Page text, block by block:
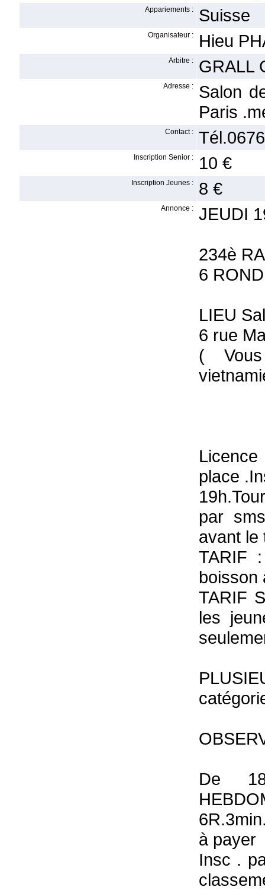
Appariements : Suisse
Organisateur : Hieu
Arbitre : GRALL
Adresse :
Salon
Paris
Contact :
Inscription Senior : 10 €
Inscription Jeunes : 8 €
Annonce : JEUDI
234è
6
LIEU
6 rue
(
place
par
avant le
TARIF
boisson
TARIF
les
De
à payer
Insc .